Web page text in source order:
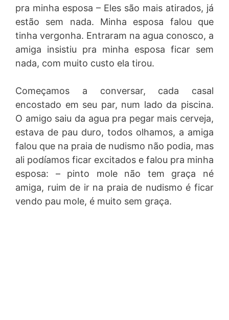
pra minha esposa – Eles são mais atirados, já
estão sem nada. Minha esposa falou que
tinha vergonha. Entraram na agua conosco, a
amiga insistiu pra minha esposa ficar sem
nada, com muito custo ela tirou.
Começamos a conversar, cada casal
encostado em seu par, num lado da piscina.
O amigo saiu da agua pra pegar mais cerveja,
estava de pau duro, todos olhamos, a amiga
falou que na praia de nudismo não podia, mas
ali podíamos ficar excitados e falou pra minha
esposa: – pinto mole não tem graça né
amiga, ruim de ir na praia de nudismo é ficar
vendo pau mole, é muito sem graça.